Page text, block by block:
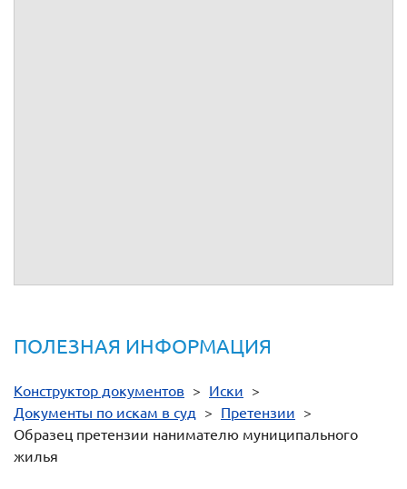
ПОЛЕЗНАЯ ИНФОРМАЦИЯ
Конструктор документов > Иски >
Документы по искам в суд > Претензии >
Образец претензии нанимателю муниципального
жилья